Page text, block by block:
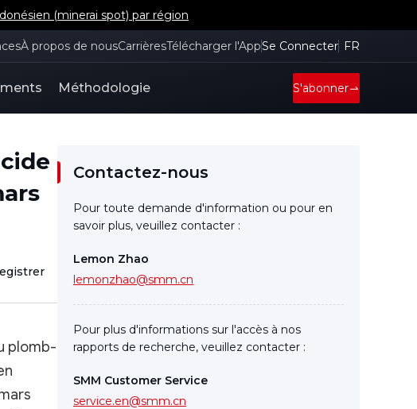
(minerai spot) par région
À propos de nousCarrièresTélécharger l'AppSe Connecter FR
Méthodologie S'abonner
plomb-
Contactez-nous
Pour toute demande d'information ou pour en
savoir plus, veuillez contacter :
Lemon Zhao
lemonzhao@smm.cn
Pour plus d'informations sur l'accès à nos
rapports de recherche, veuillez contacter :
SMM Customer Service
service.en@smm.cn